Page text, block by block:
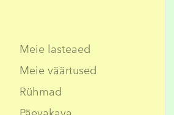
Meie lasteaed
Meie väärtused
Rühmad